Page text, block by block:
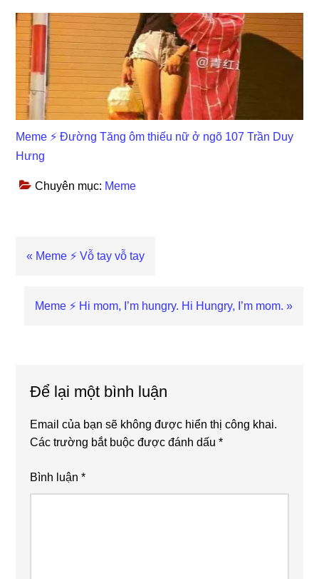
Meme ⚡ Đường Tăng ôm thiếu nữ ở ngõ 107 Trần Duy
Hưng
Chuyên mục: Meme
Previous
« Meme ⚡ Vỗ tay vỗ tay
Next
Meme ⚡ Hi mom, I’m hungry. Hi Hungry, I’m mom. »
Để lại một bình luận
Email của bạn sẽ không được hiển thị công khai.
Các trường bắt buộc được đánh dấu*
Bình luận*